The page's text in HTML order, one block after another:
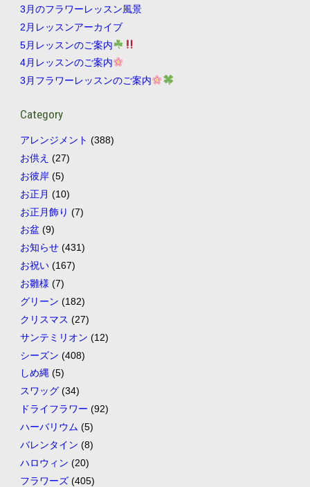
3月のフラワーレッスン風景
2月レッスンアーカイブ
5月レッスンのご案内
4月レッスンのご案内
3月フラワーレッスンのご案内
Category
アレンジメント (388)
お供え (27)
お彼岸(5)
お正月 (10)
お正月飾り (7)
お盆 (9)
お知らせ(431)
お祝い(167)
お雛様 (7)
グリーン (182)
クリスマス (27)
サンテミリオン (12)
シーズン (408)
しめ縄(5)
スワッグ(34)
ドライフラワー (92)
ハーバリウム (5)
バレンタイン (8)
ハロウィン (20)
フラワーズ(405)